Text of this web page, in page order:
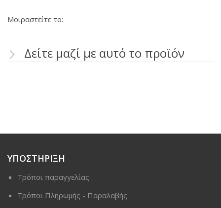
Μοιραστείτε το:
Δείτε μαζί με αυτό το προϊόν
ΥΠΟΣΤΗΡΙΞΗ
Τρόποι παραγγελίας
Τρόποι Πληρωμής - Παραλαβής